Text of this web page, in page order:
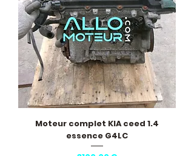
Moteur complet KIA ceed 1.4
essence G4LC